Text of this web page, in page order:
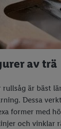
av trä
rullsåg är bäst
Dessa
former med
och vinklar